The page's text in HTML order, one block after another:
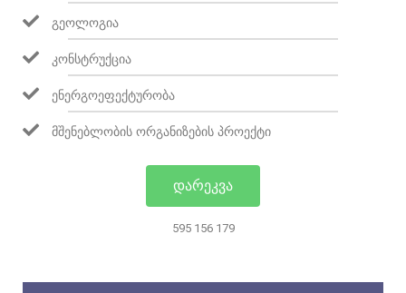
ᲒᲔᲝᲚᲝᲒᲘᲐ
ᲙᲝᲜᲡᲢᲠᲣᲥᲪᲘᲐ
ᲔᲜᲔᲠᲒᲝᲔᲤᲔᲥᲢᲣᲠᲝᲑᲐ
ᲛᲨᲔᲜᲔᲑᲚᲝᲑᲘᲡ ᲝᲠᲒᲐᲜᲘᲖᲔᲑᲘᲡ ᲞᲠᲝᲔᲥᲢᲘ
ᲓᲐᲠᲔᲙᲕᲐ
595 156 179